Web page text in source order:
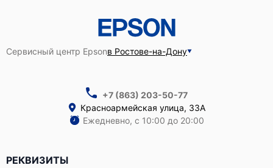
Сервисный центр Epsonв Ростове-на-Дону
+7 (863) 203-50-77
Красноармейская улица, 33А
Ежедневно, с 10:00 до 20:00
РЕКВИЗИТЫ